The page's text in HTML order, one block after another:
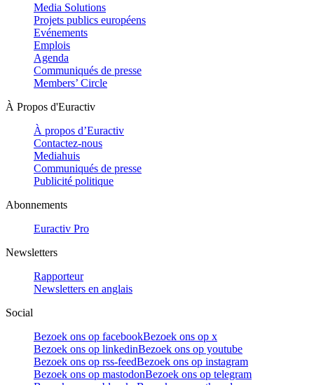
Media Solutions
Projets publics européens
Evénements
Emplois
Agenda
Communiqués de presse
Members’ Circle
À Propos d'Euractiv
À propos d’Euractiv
Contactez-nous
Mediahuis
Communiqués de presse
Publicité politique
Abonnements
Euractiv Pro
Newsletters
Rapporteur
Newsletters en anglais
Social
Bezoek ons op facebookBezoek ons op x
Bezoek ons op linkedinBezoek ons op youtube
Bezoek ons op rss-feedBezoek ons op instagram
Bezoek ons op mastodonBezoek ons op telegram